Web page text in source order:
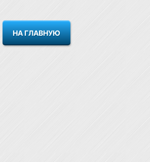
НА ГЛАВНУЮ